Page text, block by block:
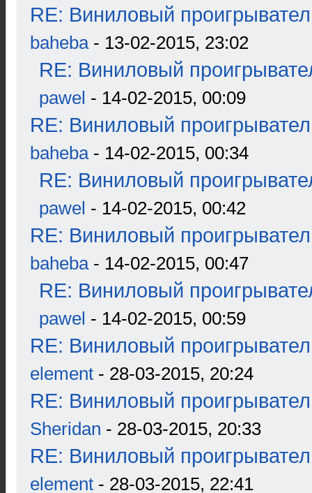
RE: Виниловый
baheba- 13-02-2015, 23:02
RE: Виниловый
pawel - 14-02-2015, 00:09
RE: Виниловый
baheba- 14-02-2015, 00:34
RE: Виниловый
pawel - 14-02-2015, 00:42
RE: Виниловый
baheba- 14-02-2015, 00:47
RE: Виниловый
pawel - 14-02-2015, 00:59
RE: Виниловый
element - 28-03-2015, 20:24
RE: Виниловый
Sheridan - 28-03-2015, 20:33
RE: Виниловый
element - 28-03-2015, 22:41